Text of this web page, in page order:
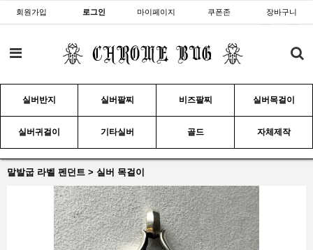
회원가입 로그인 마이페이지 쿠폰존 장바구니
실버반지 실버팔찌 비즈팔찌 실버목걸이
실버귀걸이 기타실버 골드 자체제작
말발굽 라벨 펜던트 > 실버 목걸이